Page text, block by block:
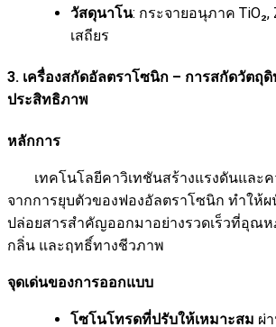
วัสดุนาโน: กระจายอนุภาค
เสถียร
3. เครื่องสกัดอัลตราโซนิก – การสกัดวัตถุ
ประสิทธิภาพ
หลักการ
เทคโนโลยีคาวิเทชันสร้างแรงดันและ
จากการยุบตัวของฟองอัลตราโซนิก ทำให้
ปล่อยสารสำคัญออกมาอย่างรวดเร็วที่อุณ
กลิ่น และฤทธิ์ทางชีวภาพ
จุดเด่นของการออกแบบ
โซโนโทรดที่ปรับให้เหมาะสม ผ่